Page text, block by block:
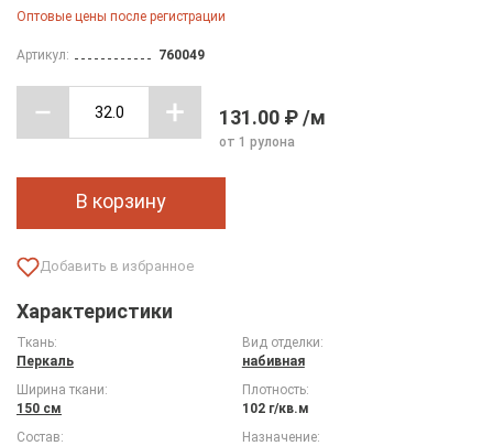
Оптовые цены после регистрации
Артикул: 760049
131.00 ₽ /м
от 1 рулона
В корзину
Характеристики
Ткань:
Перкаль
Вид отделки:
набивная
Ширина ткани:
150 см
Плотность:
102 г/кв.м
Состав:
Назначение: